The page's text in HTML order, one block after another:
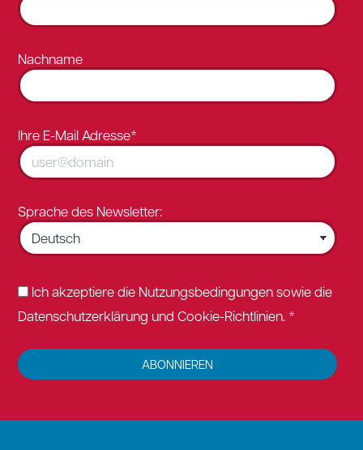
Nachname
Ihre E-Mail Adresse*
Sprache des Newsletter:
Ich akzeptiere die Nutzungsbedingungen sowie die
Datenschutzerklärung und Cookie-Richtlinien. *
ABONNIEREN